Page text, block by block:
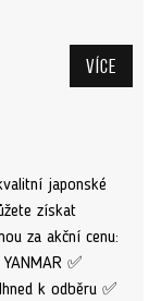
Více
japonské
získat
za akční cenu:
✅
k odběru ✅